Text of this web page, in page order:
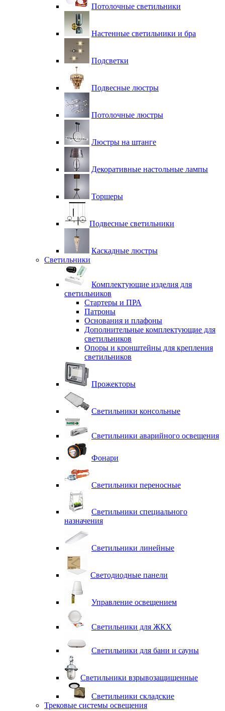
Потолочные светильники
Настенные светильники и бра
Подсветки
Подвесные люстры
Потолочные люстры
Люстры на штанге
Декоративные настольные лампы
Торшеры
Подвесные светильники
Каскадные люстры
Светильники
Комплектующие изделия для
светильников
Стартеры и ПРА
Патроны
Основания и плафоны
Дополнительные комплектующие для
светильников
Опоры и кронштейны для крепления
светильников
Прожекторы
Светильники консольные
Светильники аварийного освещения
Фонари
Светильники переносные
Светильники специального
назначения
Светильники линейные
Светодиодные панели
Управление освещением
Светильники для ЖКХ
Светильники для бани и сауны
Светильники взрывозащищенные
Светильники складские
Трековые системы освещения